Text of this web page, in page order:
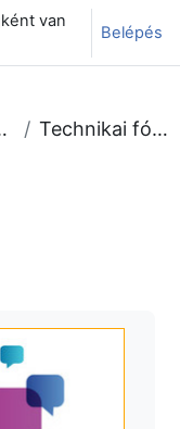
van
Belépés
Technikai fórum